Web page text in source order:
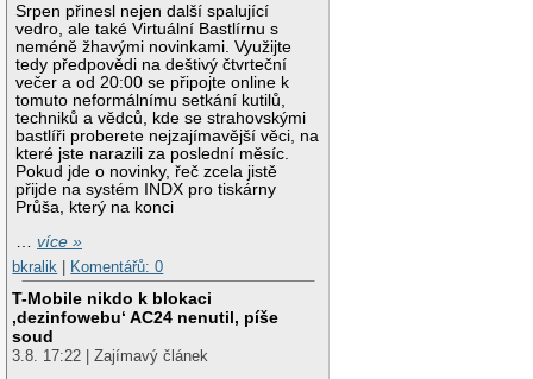
Srpen přinesl nejen další spalující
vedro, ale také Virtuální Bastlírnu s
neméně žhavými novinkami. Využijte
tedy předpovědi na deštivý čtvrteční
večer a od 20:00 se připojte online k
tomuto neformálnímu setkání kutilů,
techniků a vědců, kde se strahovskými
bastlíři proberete nejzajímavější věci, na
které jste narazili za poslední měsíc.
Pokud jde o novinky, řeč zcela jistě
přijde na systém INDX pro tiskárny
Průša, který na konci
…více »
bkralik
Komentářů: 0
T-Mobile nikdo k blokaci
‚dezinfowebu‘ AC24 nenutil, píše
soud
3.8. 17:22 | Zajímavý článek